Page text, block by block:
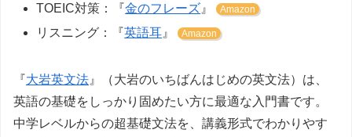
TOEIC対策：『金のフレーズ 』 Amazon
リスニング：『英語耳 』 Amazon
『大岩英文法 』（大岩のいちばんはじめの英文法）は、
英語の基礎をしっかり固めたい方に最適な入門書です。
中学レベルからの超基礎文法を、講義形式でわかりやす